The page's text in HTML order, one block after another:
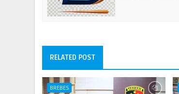
RELATED POST
BREBES